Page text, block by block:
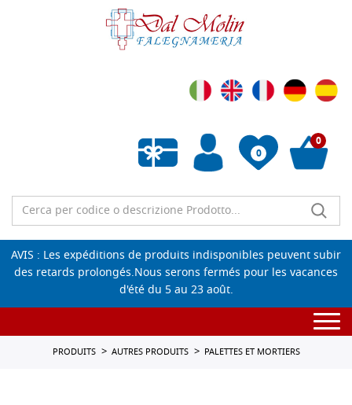
0
Liste de souhaits vide
0
AVIS : Les expéditions de produits indisponibles peuvent subir
des retards prolongés.Nous serons fermés pour les vacances
d'été du 5 au 23 août.
PRODUITS AUTRES PRODUITS PALETTES ET MORTIERS